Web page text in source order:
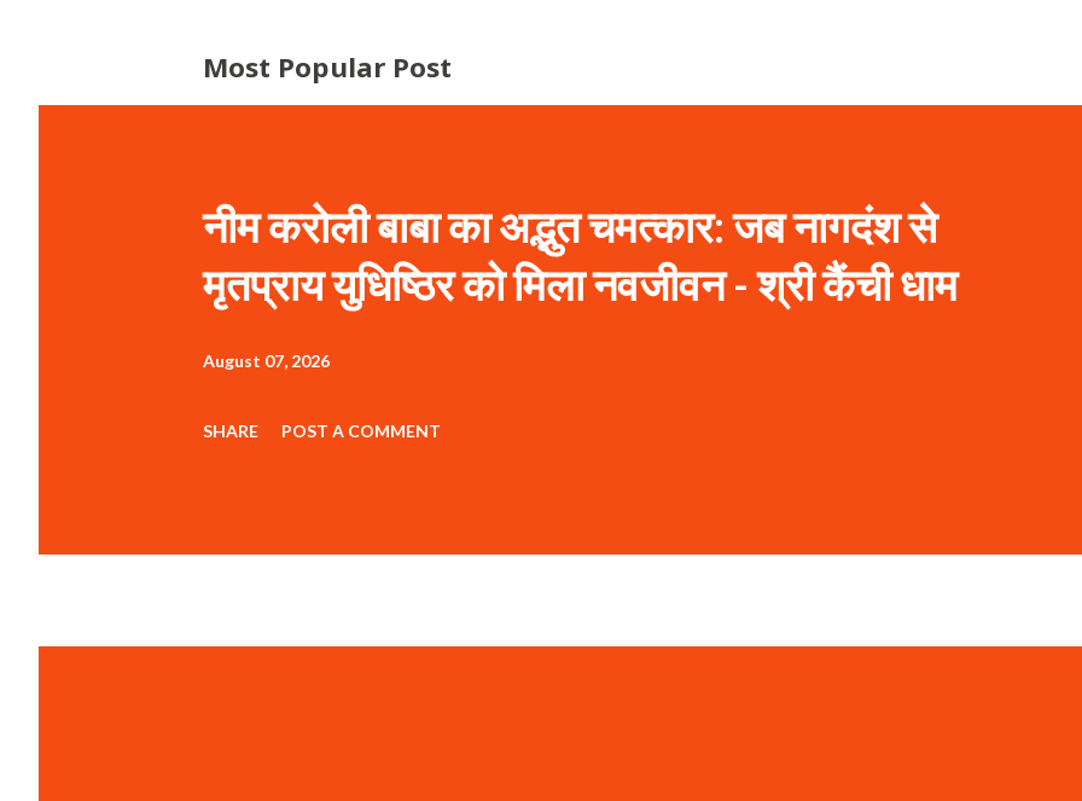
Most Popular Post
नीम करोली बाबा का अद्भुत चमत्कार: जब नागदंश से
मृतप्राय युधिष्ठिर को मिला नवजीवन - श्री कैंची धाम
August 07, 2026
SHARE POST A COMMENT